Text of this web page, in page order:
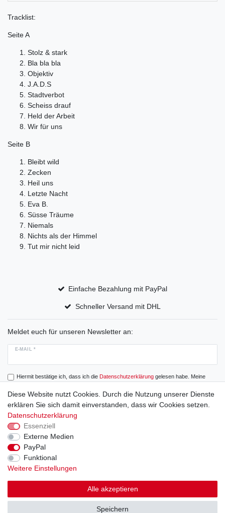
Tracklist:
Seite A
Stolz & stark
Bla bla bla
Objektiv
J.A.D.S
Stadtverbot
Scheiss drauf
Held der Arbeit
Wir für uns
Seite B
Bleibt wild
Zecken
Heil uns
Letzte Nacht
Eva B.
Süsse Träume
Niemals
Nichts als der Himmel
Tut mir nicht leid
Einfache Bezahlung mit PayPal
Schneller Versand mit DHL
Meldet euch für unseren Newsletter an:
E-MAIL *
Hiermit bestätige ich, dass ich die Daten­schutz­erklärunggelesen habe. Meine
Abonnieren
Widerrufs­recht
Daten­schutz­erklärung AGB
Diese Website nutzt Cookies. Durch die Nutzung unserer Dienste
erklären Sie sich damit einverstanden, dass wir Cookies setzen.
Datenschutzerklärung
Essenziell
Externe Medien
PayPal
Funktional
Weitere Einstellungen
Alle akzeptieren
Speichern